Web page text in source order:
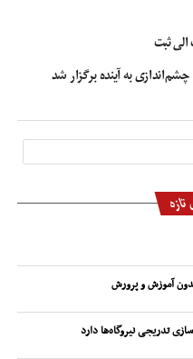
ثبت
آموزش و پرورش
تدریجی نیروگاه‌ها دارد